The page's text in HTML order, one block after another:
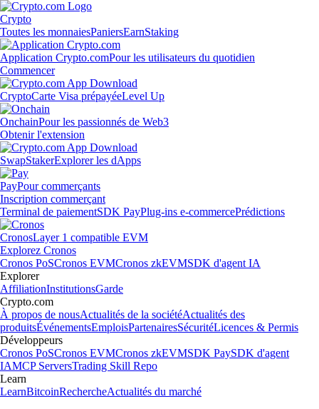
Crypto
Toutes les monnaiesPaniersEarnStaking
Application Crypto.comPour les utilisateurs du quotidien
Commencer
CryptoCarte Visa prépayéeLevel Up
OnchainPour les passionnés de Web3
Obtenir l'extension
SwapStakerExplorer les dApps
PayPour commerçants
Inscription commerçant
Terminal de paiementSDK PayPlug-ins e-commercePrédictions
CronosLayer 1 compatible EVM
Explorez Cronos
Cronos PoSCronos EVMCronos zkEVMSDK d'agent IA
Explorer
AffiliationInstitutionsGarde
Crypto.com
À propos de nousActualités de la sociétéActualités des
produitsÉvénementsEmploisPartenairesSécuritéLicences & Permis
Développeurs
Cronos PoSCronos EVMCronos zkEVMSDK PaySDK d'agent
IAMCP ServersTrading Skill Repo
Learn
LearnBitcoinRechercheActualités du marché